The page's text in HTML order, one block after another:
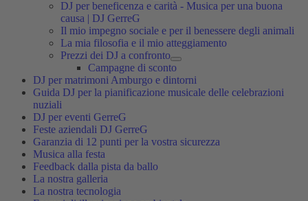
DJ per beneficenza e carità - Musica per una buona
causa | DJ GerreG
Il mio impegno sociale e per il benessere degli animali
La mia filosofia e il mio atteggiamento
Prezzi dei DJ a confronto
Campagne di sconto
DJ per matrimoni Amburgo e dintorni
Guida DJ per la pianificazione musicale delle celebrazioni
nuziali
DJ per eventi GerreG
Feste aziendali DJ GerreG
Garanzia di 12 punti per la vostra sicurezza
Musica alla festa
Feedback dalla pista da ballo
La nostra galleria
La nostra tecnologia